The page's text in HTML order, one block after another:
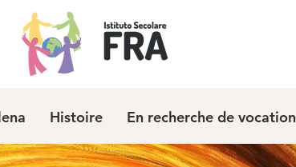
Histoire En recherche de vocation